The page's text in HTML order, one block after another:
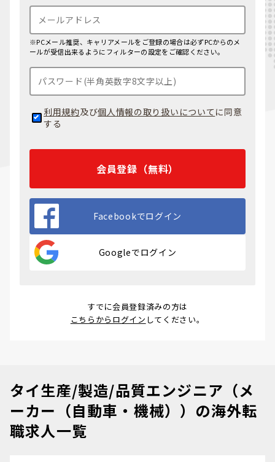
※PCメール推奨、キャリアメールをご登録の場合は必ずPCからのメ
ールが受信出来るようにフィルターの設定をご確認ください。
利用規約及び個人情報の取り扱いについて に同意
する
会員登録（無料）
Facebookでログイン
Googleでログイン
すでに会員登録済みの方は
こちらからログイン してください。
タイ生産/製造/品質エンジニア（メ
ーカー（自動車・機械））の海外転
職求人一覧